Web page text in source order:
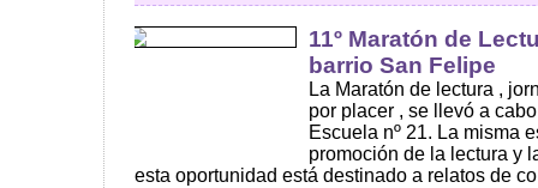
11º Maratón de
barrio San Felipe
La Maratón de lectura ,
por placer , se llevó a
Escuela nº 21. La misma
promoción de la lectura y
esta oportunidad está destinado a relatos de